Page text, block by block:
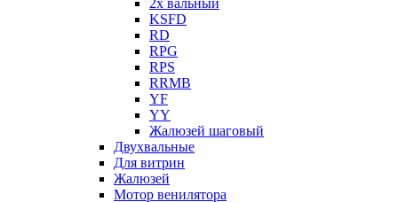
2х вальный
KSFD
RD
RPG
RPS
RRMB
YF
YY
Жалюзей шаговый
Двухвальные
Для витрин
Жалюзей
Мотор венилятора